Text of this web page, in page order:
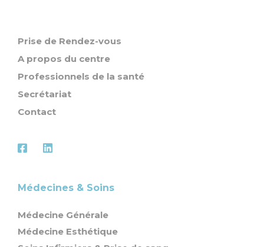
Prise de Rendez-vous
A propos du centre
Professionnels de la santé
Secrétariat
Contact
Médecines & Soins
Médecine Générale
Médecine Esthétique